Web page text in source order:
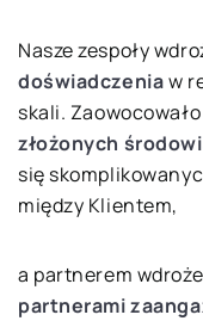
Nasze zespoły
doświadczeniaw
skali.
złożonych
się
między Klientem,
a partnerem
partnerami